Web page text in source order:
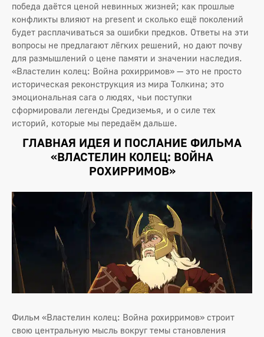
победа даётся ценой невинных жизней; как прошлые
конфликты влияют на present и сколько ещё поколений
будет расплачиваться за ошибки предков. Ответы на эти
вопросы не предлагают лёгких решений, но дают почву
для размышлений о цене памяти и значении наследия.
«Властелин колец: Война рохирримов» — это не просто
историческая реконструкция из мира Толкина; это
эмоциональная сага о людях, чьи поступки
сформировали легенды Средиземья, и о силе тех
историй, которые мы передаём дальше.
ГЛАВНАЯ ИДЕЯ И ПОСЛАНИЕ ФИЛЬМА
«ВЛАСТЕЛИН КОЛЕЦ: ВОЙНА
РОХИРРИМОВ»
Фильм «Властелин колец: Война рохирримов» строит
свою центральную мысль вокруг темы становления